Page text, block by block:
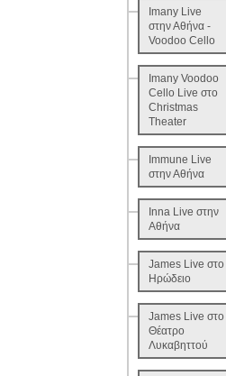
Imany Live
στην Αθήνα -
Voodoo Cello
Imany Voodoo
Cello Live στο
Christmas
Theater
Immune Live
στην Αθήνα
Inna Live στην
Αθήνα
James Live στο
Ηρώδειο
James Live στο
Θέατρο
Λυκαβηττού